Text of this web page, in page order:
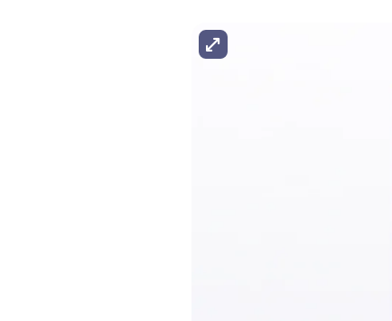
Agrandir l'image